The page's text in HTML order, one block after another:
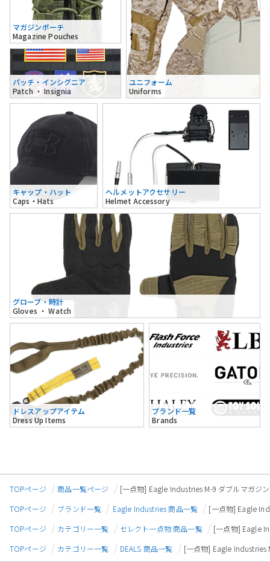
マガジンポーチ
Magazine Pouches
パッチ・インシグニア
Patch ・ Insignia
ユニフォーム
Uniforms
キャップ・ハット
Caps・Hats
ヘルメットアクセサリー
Helmet Accessory
グローブ・時計
Gloves ・ Watch
ドレスアップアイテム
Dress Up Items
ブランド一覧
Brands
TOPページ 商品一覧ページ
[一点物] Eagle Industries M-9 ダブルマガジ
TOPページ
ブランド一覧 Eagle Industries 商品一覧
[一点物] Eagle
TOPページ
カテゴリー一覧 セレクト一点物 商品一覧
[一点物] Eagle
TOPページ
カテゴリー一覧 DEALS 商品一覧 [一点物] Eagle Industries